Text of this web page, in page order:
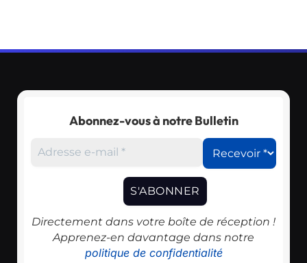
Abonnez-vous à notre Bulletin
Directement dans votre boîte de réception !
Apprenez-en davantage dans notre
politique de confidentialité